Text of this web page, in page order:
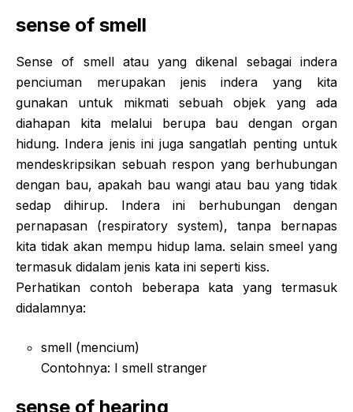
sense of smell
Sense of smell atau yang dikenal sebagai indera
penciuman merupakan jenis indera yang kita
gunakan untuk mikmati sebuah objek yang ada
diahapan kita melalui berupa bau dengan organ
hidung. Indera jenis ini juga sangatlah penting untuk
mendeskripsikan sebuah respon yang berhubungan
dengan bau, apakah bau wangi atau bau yang tidak
sedap dihirup. Indera ini berhubungan dengan
pernapasan (respiratory system), tanpa bernapas
kita tidak akan mempu hidup lama. selain smeel yang
termasuk didalam jenis kata ini seperti kiss.
Perhatikan contoh beberapa kata yang termasuk
didalamnya:
smell (mencium)
Contohnya: I smell stranger
sense of hearing